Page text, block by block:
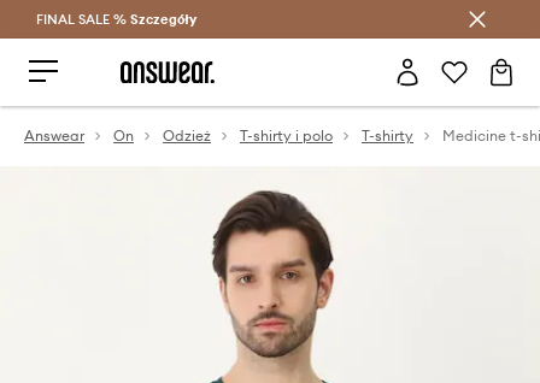
Oszczędzaj z Answear Club >
FINAL SALE % Szczegóły
Answear On Odzież T-shirty i polo T-shirty Medicine t-